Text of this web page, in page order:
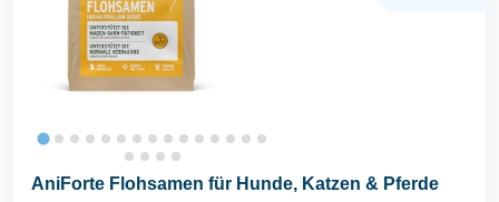
AniForte Flohsamen für Hunde, Katzen & Pferde